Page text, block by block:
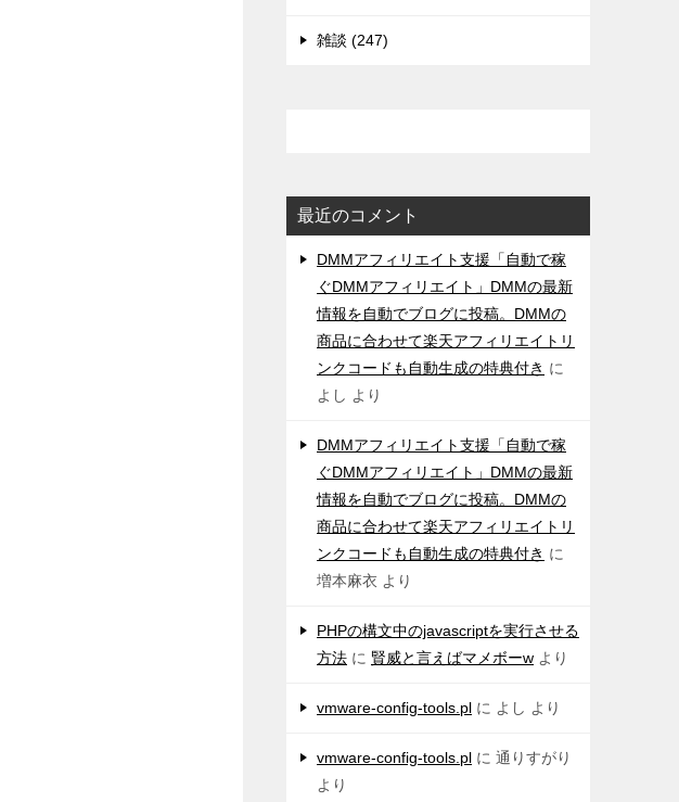
雑談 (247)
最近のコメント
DMMアフィリエイト支援「自動で稼
ぐDMMアフィリエイト」DMMの最新
情報を自動でブログに投稿。DMMの
商品に合わせて楽天アフィリエイトリ
ンクコードも自動生成の特典付き に
よし より
DMMアフィリエイト支援「自動で稼
ぐDMMアフィリエイト」DMMの最新
情報を自動でブログに投稿。DMMの
商品に合わせて楽天アフィリエイトリ
ンクコードも自動生成の特典付き に
増本麻衣 より
PHPの構文中のjavascriptを実行させる
方法 に 賢威と言えばマメボーw より
vmware-config-tools.pl に よし より
vmware-config-tools.pl に 通りすがり
より